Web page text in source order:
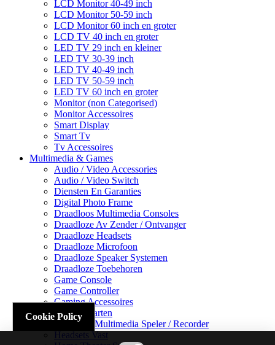
LCD Monitor 40-49 inch
LCD Monitor 50-59 inch
LCD Monitor 60 inch en groter
LCD TV 40 inch en groter
LED TV 29 inch en kleiner
LED TV 30-39 inch
LED TV 40-49 inch
LED TV 50-59 inch
LED TV 60 inch en groter
Monitor (non Categorised)
Monitor Accessoires
Smart Display
Smart Tv
Tv Accessoires
Multimedia & Games
Audio / Video Accessories
Audio / Video Switch
Diensten En Garanties
Digital Photo Frame
Draadloos Multimedia Consoles
Draadloze Av Zender / Ontvanger
Draadloze Headsets
Draadloze Microfoon
Draadloze Speaker Systemen
Draadloze Toebehoren
Game Console
Game Controller
Gaming Accessoires
Geluidskaarten
Handheld Multimedia Speler / Recorder
Headsets Vast
Cookie Policy